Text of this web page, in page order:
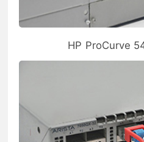
HP ProCurve